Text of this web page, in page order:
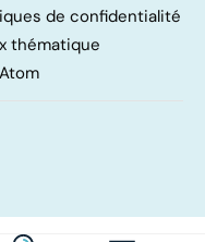
de confidentialité
thématique